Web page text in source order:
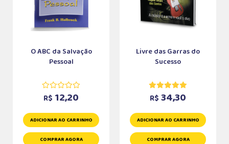
O ABC da Salvação
Pessoal
R$ 12,20
ADICIONAR AO CARRINHO
COMPRAR AGORA
Livre das Garras do
Sucesso
R$ 34,30
ADICIONAR AO CARRINHO
COMPRAR AGORA